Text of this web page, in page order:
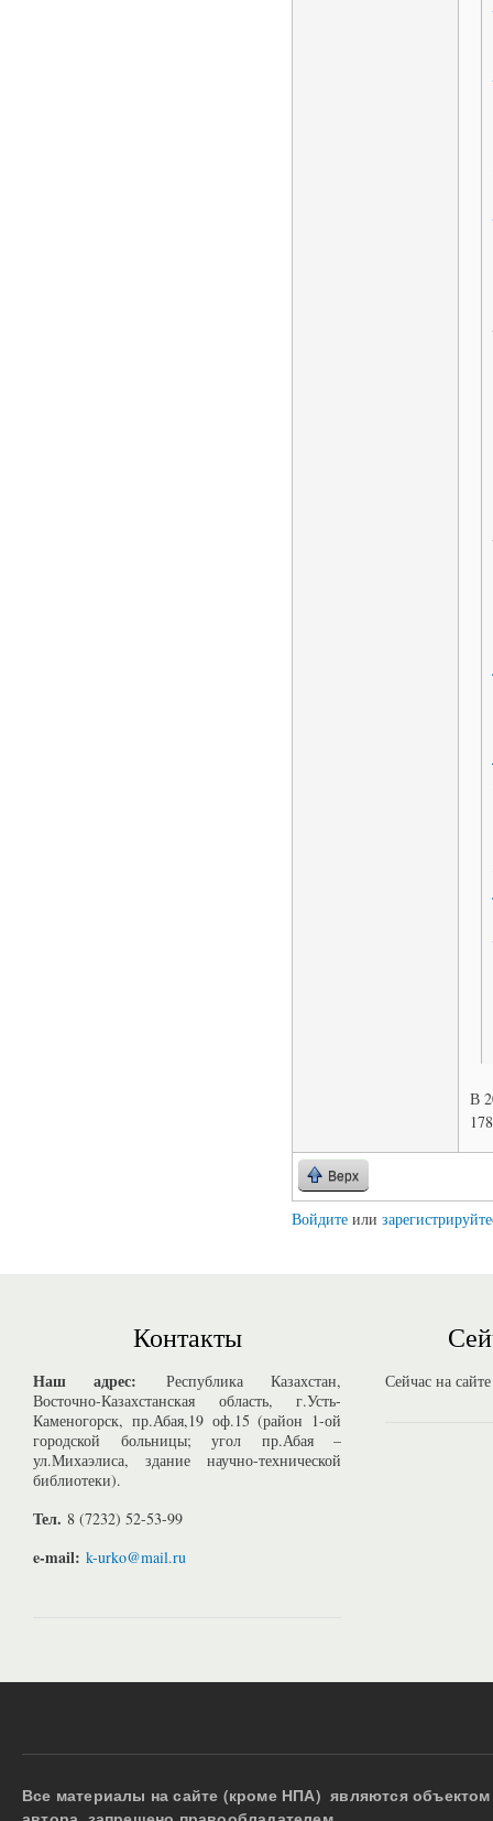
В
Верх
Войдите или
Контакты
Наш адрес: Республика Казахстан,
Восточно-Казахстанская область, г.Усть-
Каменогорск, пр.Абая,19 оф.15 (район 1-ой
городской больницы; угол пр.Абая –
ул.Михаэлиса, здание научно-технической
библиотеки).
Тел. 8 (7232) 52-53-99
e-mail: k-urko@mail.ru
Сейчас на
Все материалы на сайте (кроме НПА) являются